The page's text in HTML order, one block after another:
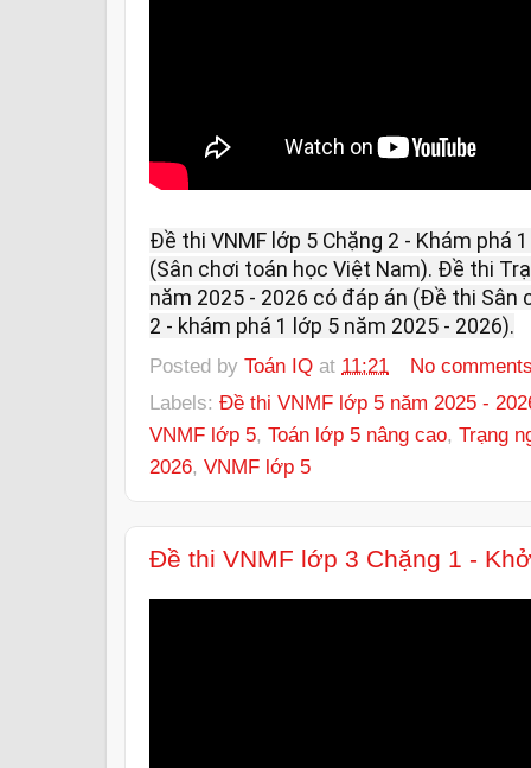
Đề thi VNMF lớp 5 Chặng 2 - Khám phá
(Sân chơi toán học Việt Nam). Đề thi
năm 2025 - 2026 có đáp án (Đề thi Sân
2 - khám phá 1 lớp 5 năm 2025 - 2026).
Posted by Toán IQ at 11:21
No
Labels: Đề thi VNMF lớp 5 năm 2025 -
VNMF lớp 5, Toán lớp 5 nâng cao, Trạng
2026, VNMF lớp 5
Đề thi VNMF lớp 3 Chặng 1 -